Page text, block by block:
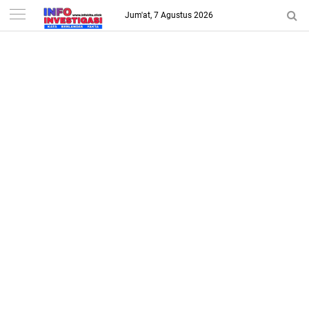
-->
Jum'at, 7 Agustus 2026